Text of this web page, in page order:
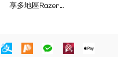
享多地區Razer